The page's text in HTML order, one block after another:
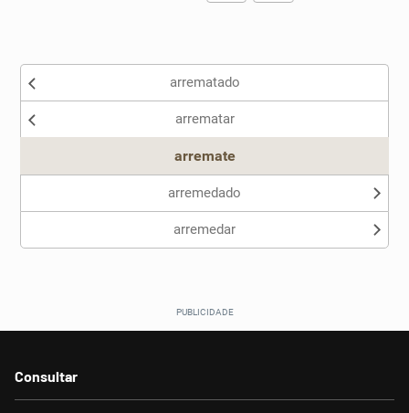
Sinônimos
Nenhum dos sinônimos apresentados me ajudou
arrematado
arrematar
arremate
arremedado
arremedar
Consultar